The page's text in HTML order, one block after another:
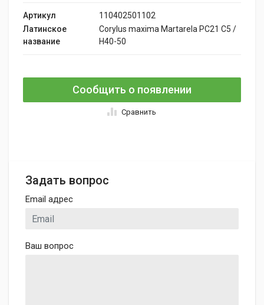
Артикул
110402501102
Латинское
название
Corylus maxima Martarela PC21 C5 /
H40-50
Сообщить о появлении
Сравнить
Задать вопрос
Email адрес
Ваш вопрос